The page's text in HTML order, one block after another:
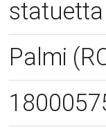
Palmi